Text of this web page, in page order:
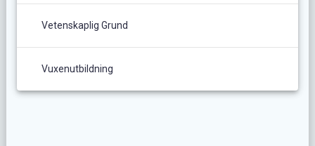
Vetenskaplig Grund
Vuxenutbildning